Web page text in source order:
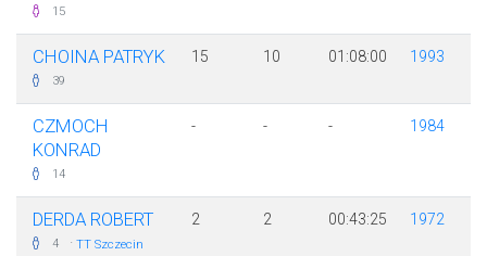
15
CHOINA PATRYK
39
15 10 01:08:00 1993
CZMOCH
KONRAD
14
- - - 1984
DERDA ROBERT
4 · TT Szczecin
2 2 00:43:25 1972